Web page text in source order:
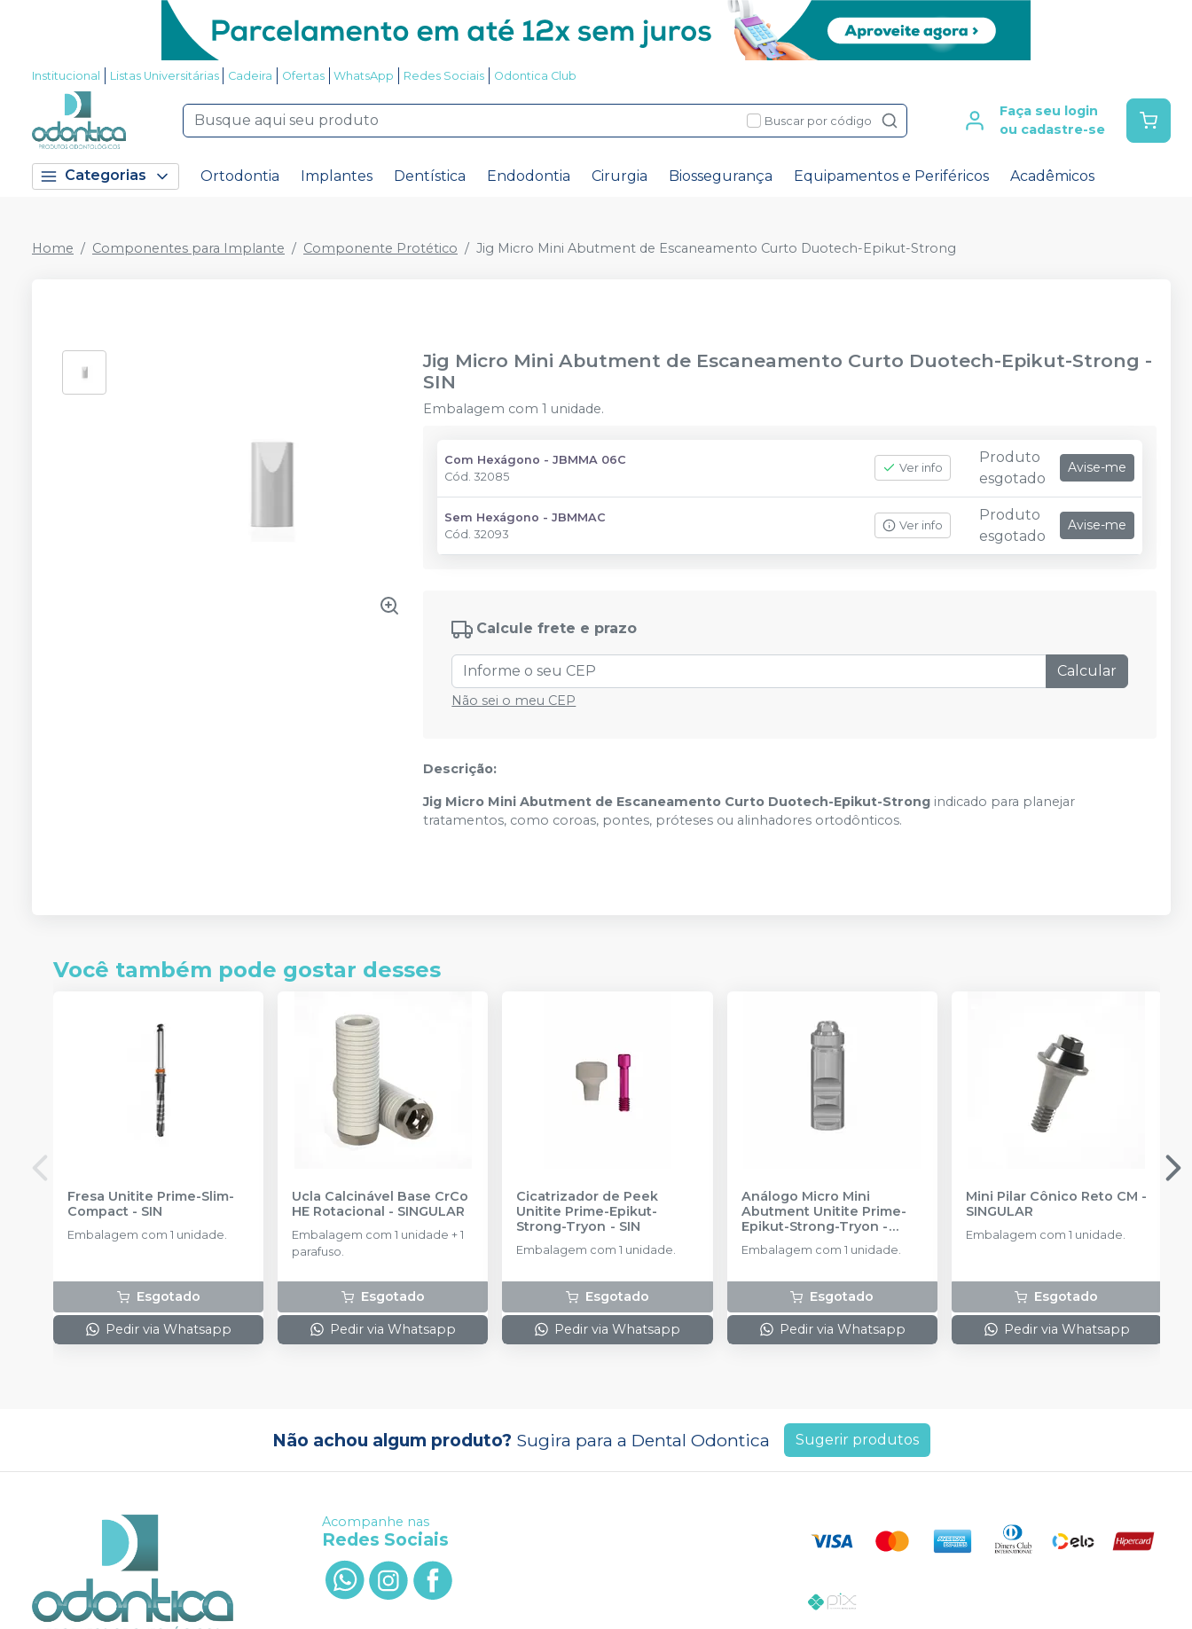
Institucional Listas Universitárias Cadeira Ofertas WhatsApp Redes Sociais Odontica Club
Buscar por código
Faça seu login
ou cadastre-se
Categorias Ortodontia Implantes Dentística Endodontia Cirurgia Biossegurança Equipamentos e Periféricos Acadêmicos
Home Componentes para Implante Componente Protético Jig Micro Mini Abutment de Escaneamento Curto Duotech-Epikut-Strong
Jig Micro Mini Abutment de Escaneamento Curto Duotech-Epikut-Strong -
SIN
Embalagem com 1 unidade.
Com Hexágono - JBMMA 06C
Cód.32085
Ver info
Produto
esgotado
Avise-me
Sem Hexágono - JBMMAC
Cód.32093
Ver info
Produto
esgotado
Avise-me
Calcule frete e prazo
Calcular
Não sei o meu CEP
Descrição:
Jig Micro Mini Abutment de Escaneamento Curto Duotech-Epikut-Strong indicado para planejar
tratamentos, como coroas, pontes, próteses ou alinhadores ortodônticos.
Você também pode gostar desses
Fresa Unitite Prime-Slim-
Compact - SIN
Embalagem com 1 unidade.
Esgotado
Pedir via Whatsapp
Ucla Calcinável Base CrCo
HE Rotacional - SINGULAR
Embalagem com 1 unidade + 1
parafuso.
Esgotado
Pedir via Whatsapp
Cicatrizador de Peek
Unitite Prime-Epikut-
Strong-Tryon - SIN
Embalagem com 1 unidade.
Esgotado
Pedir via Whatsapp
Análogo Micro Mini
Abutment Unitite Prime-
Epikut-Strong-Tryon -
Embalagem com 1 unidade.
Esgotado
Pedir via Whatsapp
Mini Pilar Cônico Reto CM -
SINGULAR
Embalagem com 1 unidade.
Esgotado
Pedir via Whatsapp
Não achou algum produto? Sugira para a Dental Odontica Sugerir produtos
Acompanhe nas
Redes Sociais